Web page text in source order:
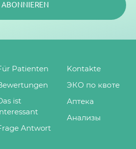
ABONNIEREN
Patienten
ist
Antwort
Kontakte
ЭКО по квоте
Аптека
Анализы